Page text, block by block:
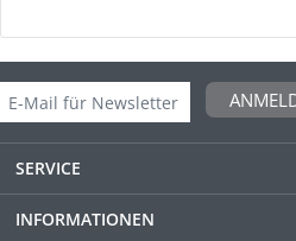
SERVICE
INFORMATIONEN